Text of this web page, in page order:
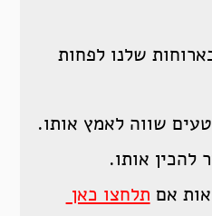
שלנו לפחות
שווה לאמץ אותו.
אותו.
אם תלחצו כאן